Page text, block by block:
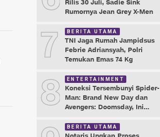
Rilis 30 Juli, Sadie Sink
Rumornya Jean Grey X-Men
7 BERITA UTAMA
TNI Jaga Rumah Jampidsus
Febrie Adriansyah, Polri
Temukan Emas 74 Kg
8 ENTERTAINMENT
Koneksi Tersembunyi Spider-
Man: Brand New Day dan
Avengers: Doomsday, Ini
BERITA UTAMA